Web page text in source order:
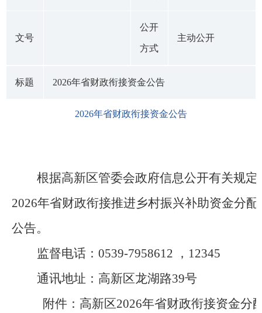
文号
公开
方式
主动公开
标题 2026年省财政衔接资金公告
2026年省财政衔接资金公告
根据高新区管委会政府信息公开有关规定
2026年省财政衔接推进乡村振兴补助资金分
公告。
监督电话：0539-7958612 ，12345
通讯地址：高新区龙湖路39号
附件：高新区2026年省财政衔接资金分